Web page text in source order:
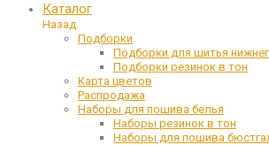
Каталог
Назад
Подборки
Подборки для шитья
Подборки резинок в тон
Карта цветов
Распродажа
Наборы для пошива белья
Наборы резинок в тон
Наборы для пошива